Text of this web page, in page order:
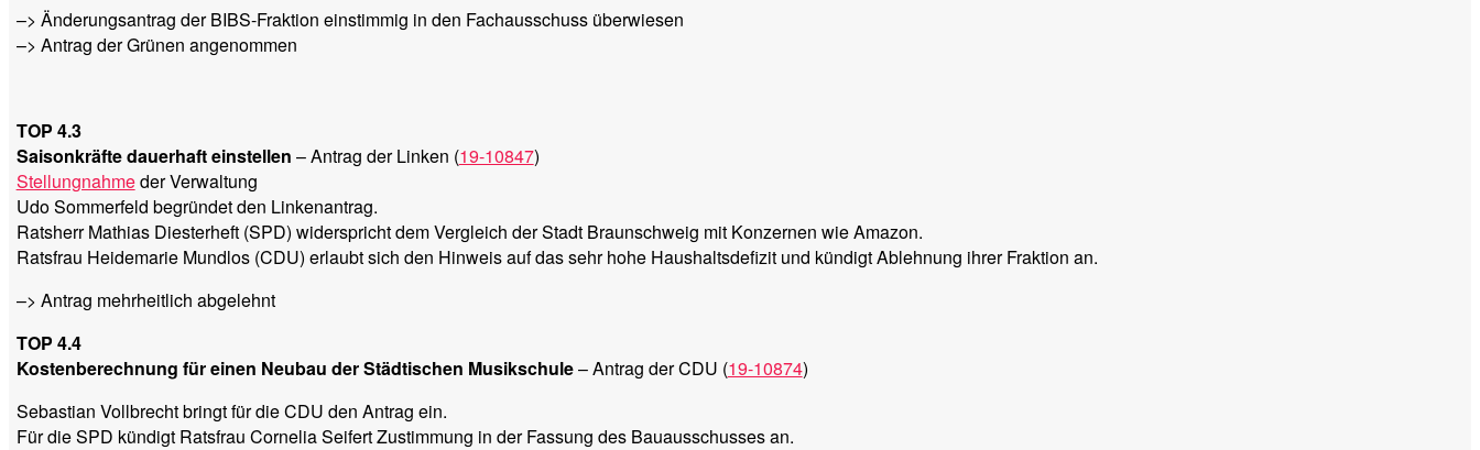
–> Änderungsantrag der BIBS-Fraktion einstimmig in den Fachausschuss überwiesen
–> Antrag der Grünen angenommen
TOP 4.3
Saisonkräfte dauerhaft einstellen – Antrag der Linken (19-10847)
Stellungnahmeder Verwaltung
Udo Sommerfeld begründet den Linkenantrag.
Ratsherr Mathias Diesterheft (SPD) widerspricht dem Vergleich der Stadt Braunschweig mit Konzernen wie Amazon.
Ratsfrau Heidemarie Mundlos (CDU) erlaubt sich den Hinweis auf das sehr hohe Haushaltsdefizit und kündigt Ablehnung ihrer Fraktion an.
–> Antrag mehrheitlich abgelehnt
TOP 4.4
Kostenberechnung für einen Neubau der Städtischen Musikschule– Antrag der CDU (19-10874)
Sebastian Vollbrecht bringt für die CDU den Antrag ein.
Für die SPD kündigt Ratsfrau Cornelia Seifert Zustimmung in der Fassung des Bauausschusses an.